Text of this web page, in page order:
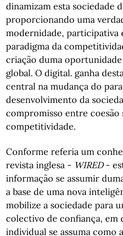
dinamizam esta sociedade
proporcionando uma
modernidade, participativa
paradigma da
criação duma
global. O digital. ganha
central na mudança do
desenvolvimento da
compromisso entre coesão
competitividade.
Conforme referia um
revista inglesa - WIRED-
informação se assumir
a base de uma nova
mobilize a sociedade para
colectivo de confiança, em
individual se assuma como